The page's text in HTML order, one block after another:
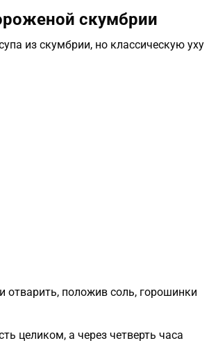
скумбрии
из скумбрии, но классическую уху
отварить, положив соль, горошинки
целиком, а через четверть часа